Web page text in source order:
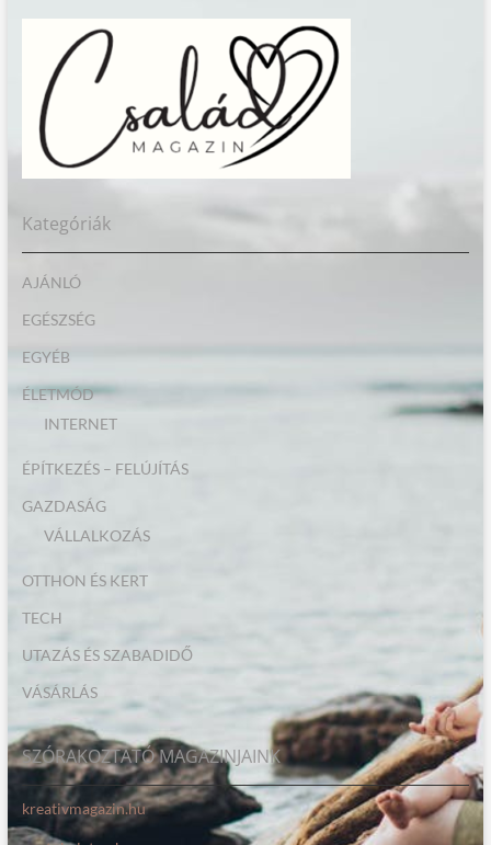
Kategóriák
AJÁNLÓ
EGÉSZSÉG
EGYÉB
ÉLETMÓD
INTERNET
ÉPÍTKEZÉS – FELÚJÍTÁS
GAZDASÁG
VÁLLALKOZÁS
OTTHON ÉS KERT
TECH
UTAZÁS ÉS SZABADIDŐ
VÁSÁRLÁS
SZÓRAKOZTATÓ MAGAZINJAINK
kreativmagazin.hu